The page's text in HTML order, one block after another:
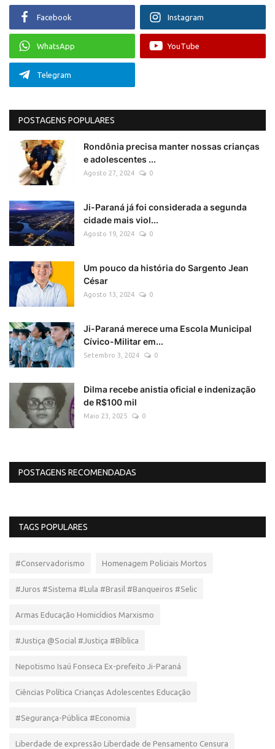
Facebook Instagram
WhatsApp YouTube
Telegram
POSTAGENS POPULARES
Rondônia precisa manter nossas crianças
e adolescentes ...
Agosto 27, 2024 0
Ji-Paraná já foi considerada a segunda
cidade mais viol...
Agosto 19, 2024 0
Um pouco da história do Sargento Jean
César
Agosto 13, 2024 0
Ji-Paraná merece uma Escola Municipal
Cívico-Militar em...
Setembro 3, 2024 0
Dilma recebe anistia oficial e indenização
de R$100 mil
Maio 23, 2025 0
POSTAGENS RECOMENDADAS
TAGS POPULARES
#Conservadorismo Homenagem Policiais Mortos
#Juros #Sistema #Lula #Brasil #Banqueiros #Selic
Armas Educação Homicídios Marxismo
#Justiça @Social #Justiça #Bíblica
Nepotismo Isaú Fonseca Ex-prefeito Ji-Paraná
Ciências Política Crianças Adolescentes Educação
#Segurança-Pública #Economia
Liberdade de expressão Liberdade de Pensamento Censura